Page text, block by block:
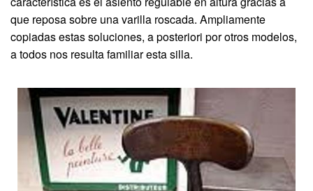
que reposa sobre una varilla roscada. Ampliamente
copiadas estas soluciones, a posteriori por otros modelos,
a todos nos resulta familiar esta silla.